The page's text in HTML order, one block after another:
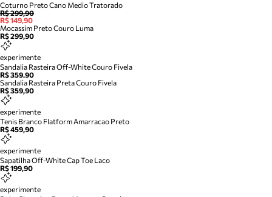
Coturno Preto Cano Medio Tratorado
R$ 299,90
R$ 149,90
Mocassim Preto Couro Luma
R$ 299,90
experimente
Sandalia Rasteira Off-White Couro Fivela
R$ 359,90
Sandalia Rasteira Preta Couro Fivela
R$ 359,90
experimente
Tenis Branco Flatform Amarracao Preto
R$ 459,90
experimente
Sapatilha Off-White Cap Toe Laco
R$ 199,90
experimente